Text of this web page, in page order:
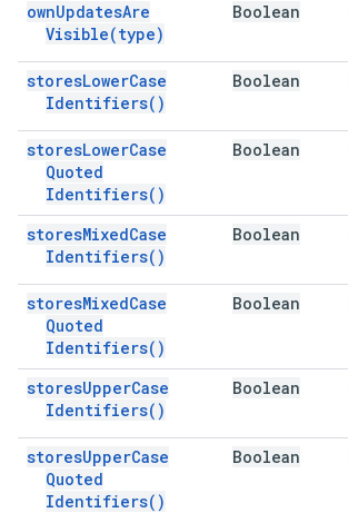
ownUpdatesAre
Visible(type)
Boolean
storesLowerCase
Identifiers( )
Boolean
storesLowerCase
Quoted
Identifiers( )
Boolean
storesMixedCase
Identifiers( )
Boolean
storesMixedCase
Quoted
Identifiers( )
Boolean
storesUpperCase
Identifiers( )
Boolean
storesUpperCase
Quoted
Identifiers( )
Boolean